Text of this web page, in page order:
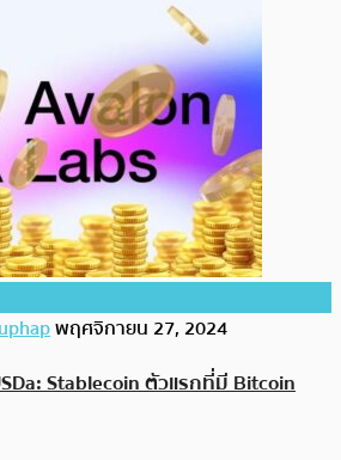
พฤศจิกายน 27, 2024
Stablecoin ตัวแรกที่มี Bitcoin